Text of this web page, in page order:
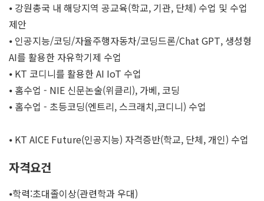
⦁ 강원총국 내 해당지역 공교육(학교, 기관, 단체) 수업 및 수업
제안
⦁ 인공지능/코딩/자율주행자동차/코딩드론/Chat GPT, 생성형
AI를 활용한 자유학기제 수업
⦁ KT 코디니를 활용한 AI IoT 수업
⦁ 홈수업 - NIE 신문논술(위클리), 가베, 코딩
⦁ 홈수업 - 초등코딩(엔트리, 스크래치,코디니) 수업
⦁ KT AICE Future(인공지능) 자격증반(학교, 단체, 개인) 수업
자격요건
⦁학력:초대졸이상(관련학과 우대)